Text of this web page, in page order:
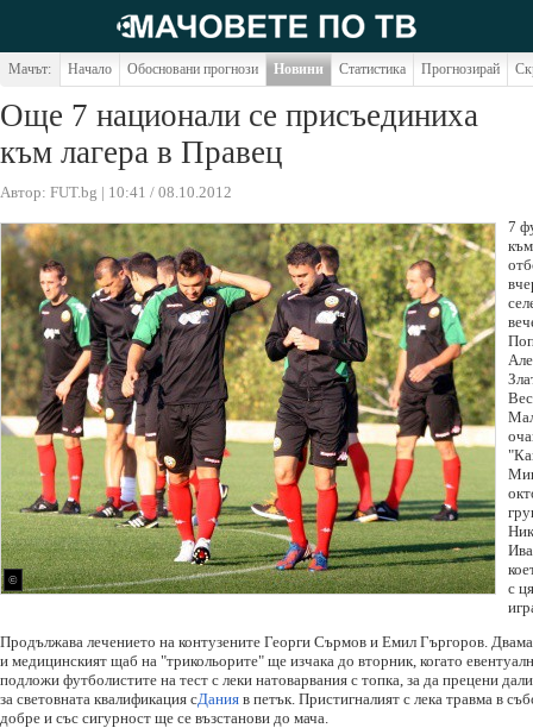
Мачът: Начало Обосновани прогнози Новини Статистика Прогнозирай
Още 7 национали се присъединиха
към лагера в Правец
Автор: FUT.bg | 10:41 / 08.10.2012
©
7
с
Продължава лечението на контузените Георги Сърмов и Емил Гъргоров.
и медицинският щаб на "трикольорите" ще изчака до вторник, когато
подложи футболистите на тест с леки натоварвания с топка, за да прецени
за световната квалификация сДания в петък. Пристигналият с лека травма в
добре и със сигурност ще се възстанови до мача.